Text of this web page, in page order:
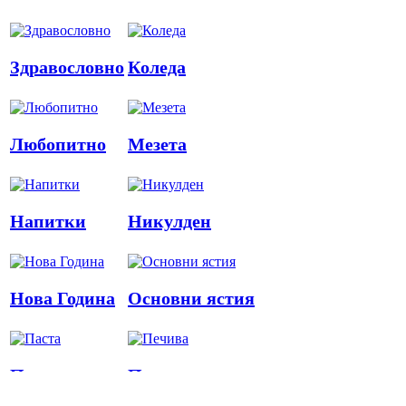
ЗдравословноКоледа
Любопитно Мезета
Напитки Никулден
Нова Година Основни ястия
Паста Печива